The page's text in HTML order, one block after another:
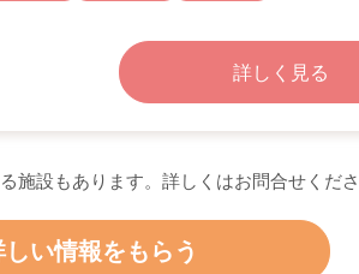
詳しく見る
施設もあります。詳しくはお問合せくだ
しい情報をもらう